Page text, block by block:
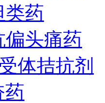
类药
偏头痛药
体拮抗剂
药